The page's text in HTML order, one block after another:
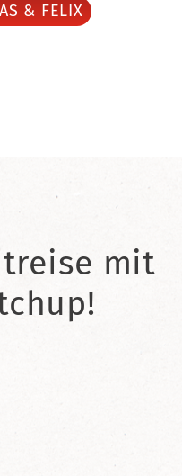
& FELIX
mit